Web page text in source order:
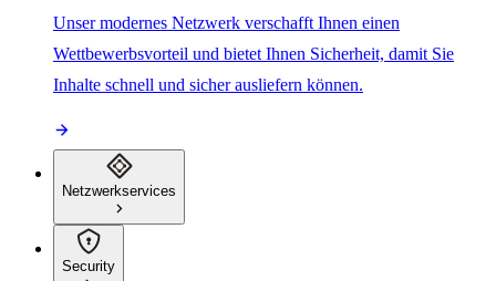
Unser modernes Netzwerk verschafft Ihnen einen
Wettbewerbsvorteil und bietet Ihnen Sicherheit, damit Sie
Inhalte schnell und sicher ausliefern können.
Netzwerkservices
Security